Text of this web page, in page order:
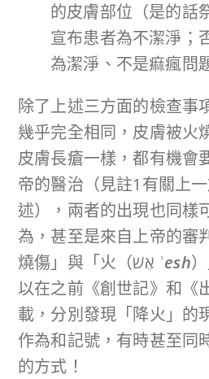
的皮膚部位（是的話
宣布患者為不潔淨；
為潔淨、不是痲瘋問
除了上述三方面的檢查事
幾乎完全相同，皮膚被火
皮膚長瘡一樣，都有機會
帝的醫治（見註1有關上
述），兩者的出現也同樣
為，甚至是來自上帝的審
ʾesh
以在之前《創世記》和《
載，分別發現「降火」的
作為和記號，有時甚至同
的方式！